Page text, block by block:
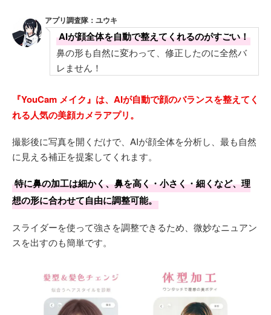
アプリ調査隊：ユウキ
AIが顔全体を自動で整えてくれるのがすごい！
鼻の形も自然に変わって、修正したのに全然バ
レません！
『YouCam メイク』は、AIが自動で顔のバランスを整えてく
れる人気の美顔カメラアプリ。
撮影後に写真を開くだけで、AIが顔全体を分析し、最も自然
に見える補正を提案してくれます。
特に鼻の加工は細かく、鼻を高く・小さく・細くなど、理
想の形に合わせて自由に調整可能。
スライダーを使って強さを調整できるため、微妙なニュアン
スを出すのも簡単です。